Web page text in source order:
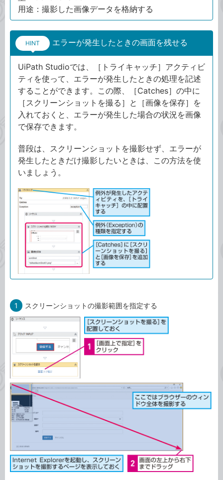
用途：撮影した画像データを格納する
HINT エラーが発生したときの画面を残せる
UiPath Studioでは、［トライキャッチ］アクティビ
ティを使って、エラーが発生したときの処理を記述
することができます。この際、［Catches］の中に
［スクリーンショットを撮る］と［画像を保存］を
入れておくと、エラーが発生した場合の状況を画像
で保存できます。
普段は、スクリーンショットを撮影せず、エラーが
発生したときだけ撮影したいときは、この方法を使
いましょう。
1 スクリーンショットの撮影範囲を指定する